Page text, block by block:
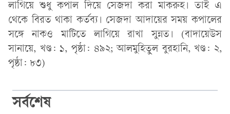
লাগিয়ে শুধু কপাল দিয়ে সেজদা করা মাকরুহ। তাই এ
থেকে বিরত থাকা কর্তব্য। সেজদা আদায়ের সময় কপালের
সঙ্গে নাকও মাটিতে লাগিয়ে রাখা সুন্নত। (বাদায়েউস
সানায়ে, খণ্ড: ১, পৃষ্ঠা: ৪৯২; আলমুহিতুল বুরহানি, খণ্ড: ২,
পৃষ্ঠা: ৮৩)
সর্বশেষ